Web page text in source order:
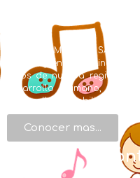
EL LICEO MUSICAL
Musical y énfasis en inglés
niños de nuestra región
desarrollo humano, de
desarrollo de habilidades
Conocer mas...